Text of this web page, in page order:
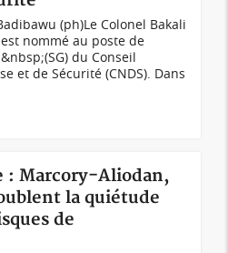
(ph)Le Colonel Bakali
nommé au poste de
du Conseil
et de Sécurité (CNDS). Dans
: Marcory-Aliodan,
la quiétude
de